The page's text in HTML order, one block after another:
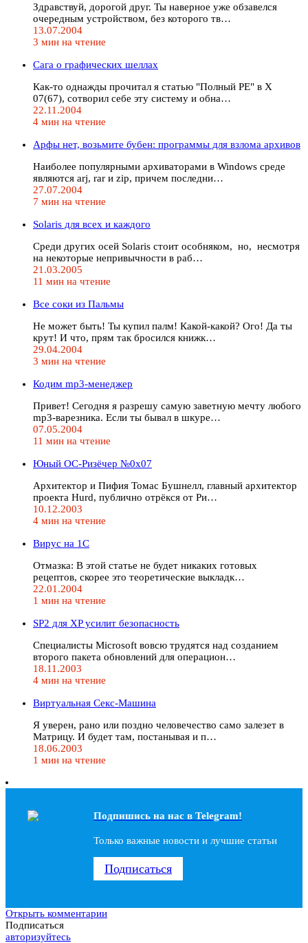
Здравствуй, дорогой друг. Ты наверное уже обзавелся
очередным устройством, без которого тв…
13.07.2004
3 мин на чтение
Сага о графических шеллах
Как-то однажды прочитал я статью "Полный РЕ" в Х
07(67), сотворил себе эту систему и обна…
22.11.2004
4 мин на чтение
Арфы нет, возьмите бубен: программы для взлома архивов
Наиболее популярными архиваторами в Windows среде
являются arj, rar и zip, причем последни…
27.07.2004
7 мин на чтение
Solaris для всех и каждого
Среди других осей Solaris стоит особняком, но, несмотря
на некоторые непривычности в раб…
21.03.2005
11 мин на чтение
Все соки из Пальмы
Не может быть! Ты купил палм! Какой-какой? Ого! Да ты
крут! И что, прям так бросился книжк…
29.04.2004
3 мин на чтение
Кодим mp3-менеджер
Привет! Сегодня я разрешу самую заветную мечту любого
mp3-варезника. Если ты бывал в шкуре…
07.05.2004
11 мин на чтение
Юный ОС-Ризёчер №0x07
Архитектор и Пифия Томас Бушнелл, главный архитектор
проекта Hurd, публично отрёкся от Ри…
10.12.2003
4 мин на чтение
Вирус на 1С
Отмазка: В этой статье не будет никаких готовых
рецептов, скорее это теоретические выкладк…
22.01.2004
1 мин на чтение
SP2 для XP усилит безопасность
Специалисты Microsoft вовсю трудятся над созданием
второго пакета обновлений для операцион…
18.11.2003
4 мин на чтение
Виртуальная Секс-Машина
Я уверен, рано или поздно человечество само залезет в
Матрицу. И будет там, постанывая и п…
18.06.2003
1 мин на чтение
Подпишись на наc в Telegram!
Только важные новости и лучшие статьи
Подписаться
Открыть комментарии
Подписаться
авторизуйтесь